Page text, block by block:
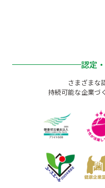
認定
さまざまな
持続可能な企業づ